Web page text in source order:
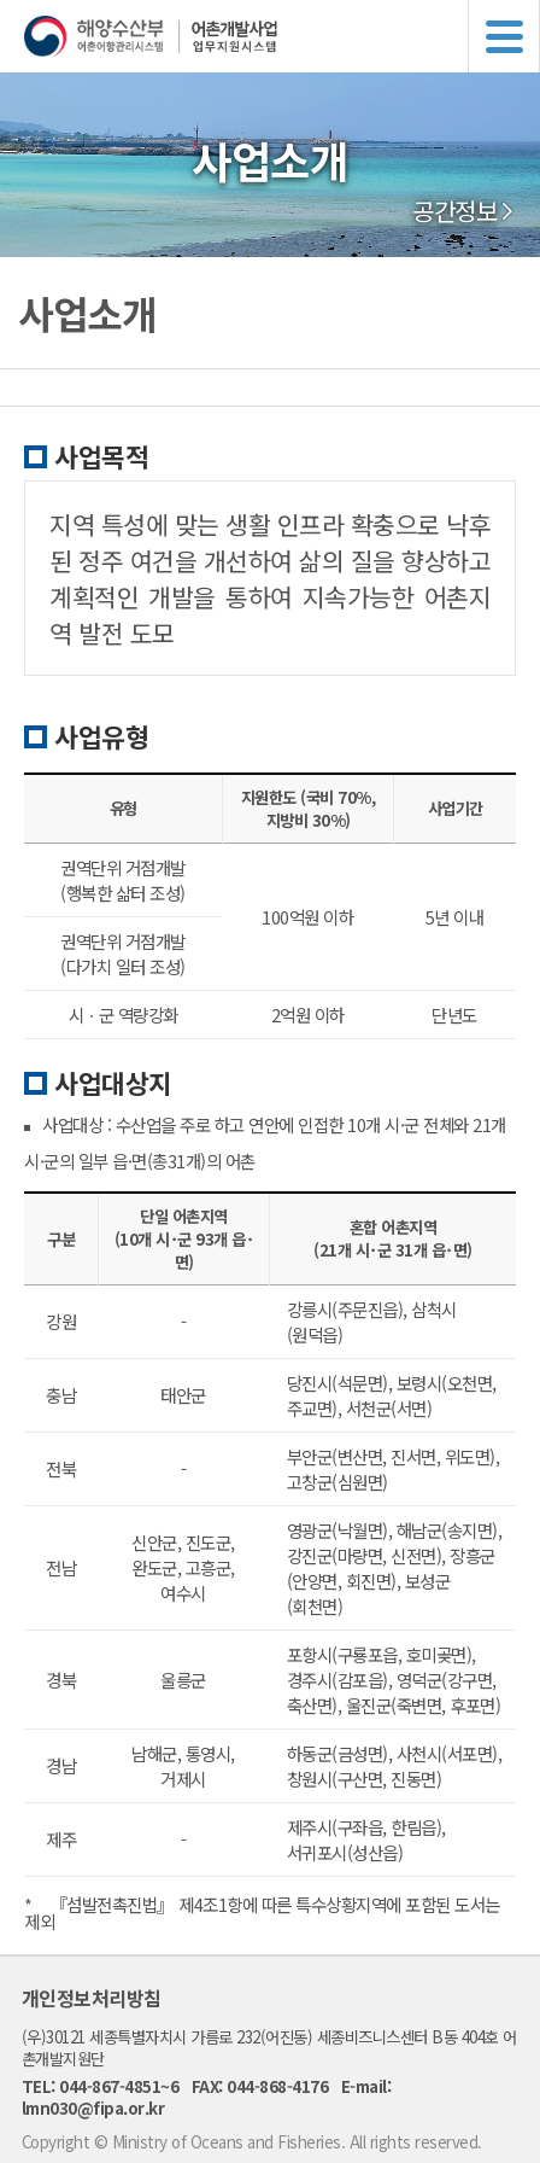
사업소개
공간정보
사업소개
사업목적
지역 특성에 맞는 생활 인프라 확충으로 낙후
된 정주 여건을 개선하여 삶의 질을 향상하고
계획적인 개발을 통하여 지속가능한 어촌지
역 발전 도모
사업유형
유형
지원한도 (국비 70%,
지방비 30%)
사업기간
권역단위 거점개발
(행복한 삶터 조성)
100억원 이하
5년 이내
권역단위 거점개발
(다가치 일터 조성)
시ㆍ군 역량강화
2억원 이하 단년도
사업대상지
사업대상 : 수산업을 주로 하고 연안에 인접한 10개 시·군 전체와 21개
시·군의 일부 읍·면(총31개)의 어촌
구분
단일 어촌지역
(10개 시･군 93개 읍･
면)
혼합 어촌지역
(21개 시･군 31개 읍･면)
강원 -
강릉시(주문진읍), 삼척시
(원덕읍)
충남 태안군
당진시(석문면), 보령시(오천면,
주교면), 서천군(서면)
전북 -
부안군(변산면, 진서면, 위도면),
고창군(심원면)
전남
신안군, 진도군,
완도군, 고흥군,
여수시
영광군(낙월면), 해남군(송지면),
강진군(마량면, 신전면), 장흥군
(안양면, 회진면), 보성군
(회천면)
경북 울릉군
포항시(구룡포읍, 호미곶면),
경주시(감포읍), 영덕군(강구면,
축산면), 울진군(죽변면, 후포면)
경남
남해군, 통영시,
거제시
하동군(금성면), 사천시(서포면),
창원시(구산면, 진동면)
제주 -
제주시(구좌읍, 한림읍),
서귀포시(성산읍)
* 『섬발전촉진법』 제4조1항에 따른 특수상황지역에 포함된 도서는
제외
개인정보처리방침
(우)30121 세종특별자치시 가름로 232(어진동) 세종비즈니스센터 B동 404호 어
촌개발지원단
TEL: 044-867-4851~6 FAX: 044-868-4176 E-mail:
lmn030@fipa.or.kr
Copyright © Ministry of Oceans and Fisheries. All rights reserved.